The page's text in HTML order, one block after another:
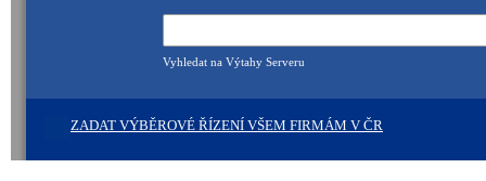
Vyhledat na Výtahy Serveru
ZADAT VÝBĚROVÉ ŘÍZENÍ VŠEM FIRMÁM V ČR